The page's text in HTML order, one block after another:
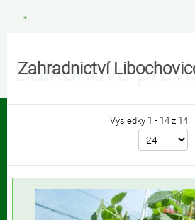
Zahradnictví
Balkonové
Výsledky 1 - 14 z 14